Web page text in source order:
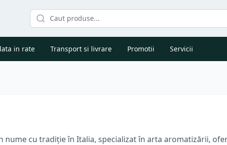
in rate Transport si livrare Promotii Servicii
nume cu tradiție în Italia, specializat în arta aromatizării,